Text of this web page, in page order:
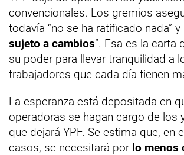
convencionales. Los gremios
todavía “no se ha ratificado nada” y
sujeto a cambios”. Esa es la carta
su poder para llevar tranquilidad a
trabajadores que cada día tienen
La esperanza está depositada en
operadoras se hagan cargo de los
que dejará YPF. Se estima que, en
casos, se necesitará por lo menos